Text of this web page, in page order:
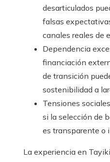
desarticulados
falsas
canales reales de
Dependencia
financiación
de transición
sostenibilidad a
Tensiones
si la selección de
es transparente o
La experiencia en